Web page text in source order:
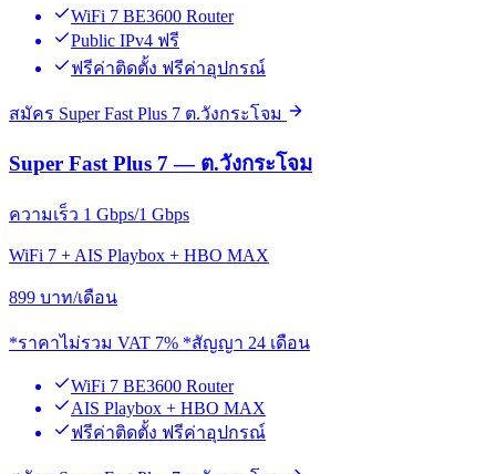
WiFi 7 BE3600 Router
Public IPv4 ฟรี
ฟรีค่าติดตั้ง ฟรีค่าอุปกรณ์
สมัคร Super Fast Plus 7 ต.วังกระโจม
Super Fast Plus 7 — ต.วังกระโจม
ความเร็ว 1 Gbps/1 Gbps
WiFi 7 + AIS Playbox + HBO MAX
899 บาท/เดือน
*ราคาไม่รวม VAT 7% *สัญญา 24 เดือน
WiFi 7 BE3600 Router
AIS Playbox + HBO MAX
ฟรีค่าติดตั้ง ฟรีค่าอุปกรณ์